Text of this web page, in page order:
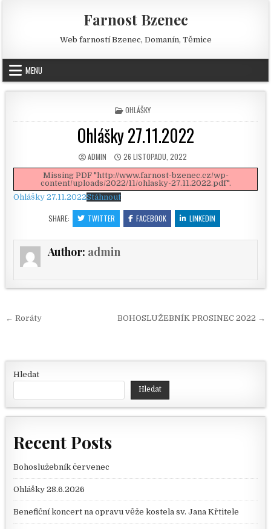
Farnost Bzenec
Web farností Bzenec, Domanín, Těmice
MENU
POSTED IN
OHLÁŠKY
Ohlášky 27.11.2022
AUTHOR:
ADMIN PUBLISHED DATE:
26 LISTOPADU, 2022
Missing PDF "http://www.farnost-bzenec.cz/wp-
content/uploads/2022/11/ohlasky-27.11.2022.pdf".
Ohlášky 27.11.2022Stáhnout
SHARE: TWITTER FACEBOOK LINKEDIN
Author: admin
Navigace pro příspěvekBOHOSLUŽEBNÍK PROSINEC 2022 →
← Roráty
Hledat
Hledat
Recent Posts
Bohoslužebník červenec
Ohlášky 28.6.2026
Benefiční koncert na opravu věže kostela sv. Jana Křtitele